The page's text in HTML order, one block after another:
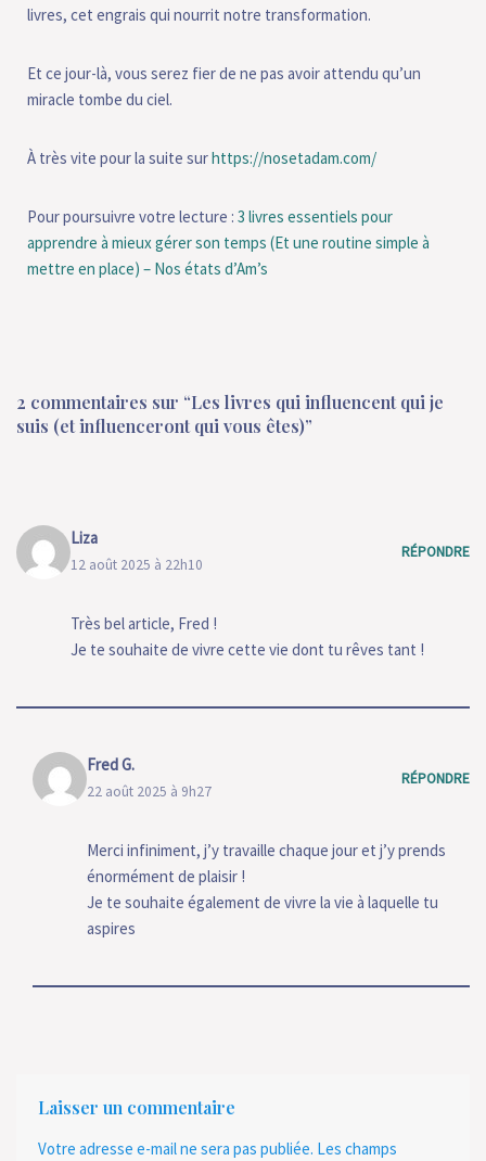
livres, cet engrais qui nourrit notre transformation.
Et ce jour-là, vous serez fier de ne pas avoir attendu qu’un
miracle tombe du ciel.
À très vite pour la suite surhttps://nosetadam.com/
Pour poursuivre votre lecture : 3 livres essentiels pour
apprendre à mieux gérer son temps (Et une routine simple à
mettre en place) – Nos états d’Am’s
2 commentaires sur “Les livres qui influencent qui je
suis (et influenceront qui vous êtes)”
Liza
12 août 2025 à 22h10
RÉPONDRE
Très bel article, Fred !
Je te souhaite de vivre cette vie dont tu rêves tant !
Fred G.
22 août 2025 à 9h27
RÉPONDRE
Merci infiniment, j’y travaille chaque jour et j’y prends
énormément de plaisir !
Je te souhaite également de vivre la vie à laquelle tu
aspires
Laisser un commentaire
Votre adresse e-mail ne sera pas publiée. Les champs